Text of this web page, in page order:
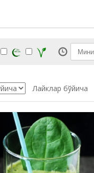
Лайклар бўйича